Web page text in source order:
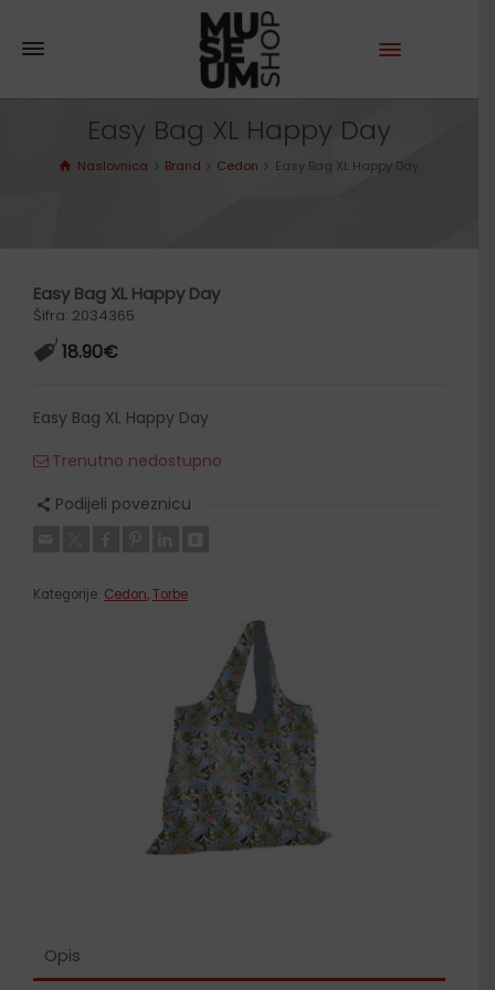
Easy Bag XL Happy Day
Naslovnica Brand Cedon Easy Bag XL Happy Day
Easy Bag XL Happy Day
Šifra: 2034365
18.90€
Easy Bag XL Happy Day
Trenutno nedostupno
Podijeli poveznicu
Kategorije: Cedon, Torbe
Opis